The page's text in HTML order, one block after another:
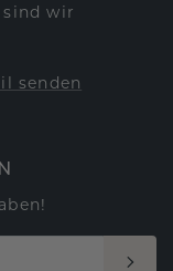
wir
senden